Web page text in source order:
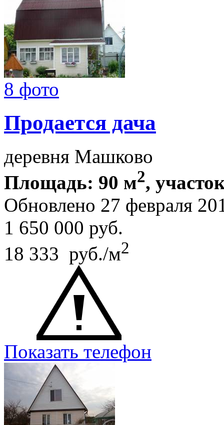
8 фото
Продается дача
деревня Машково
Площадь: 90 м2,
Обновлено 27 февраля
1 650 000 руб.
18 333 руб./м2
Показать телефон